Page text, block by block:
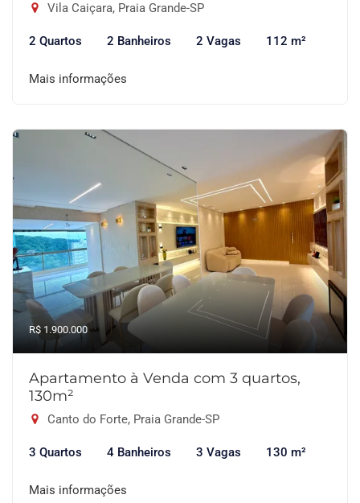
Vila Caiçara, Praia Grande-SP
2 Quartos 2 Banheiros 2 Vagas 112 m²
Mais informações
R$ 1.900.000
Apartamento à Venda com 3 quartos,
130m²
Canto do Forte, Praia Grande-SP
3 Quartos 4 Banheiros 3 Vagas 130 m²
Mais informações